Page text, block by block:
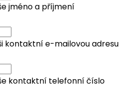
jméno a příjmení
kontaktní e-mailovou adresu
kontaktní telefonní číslo